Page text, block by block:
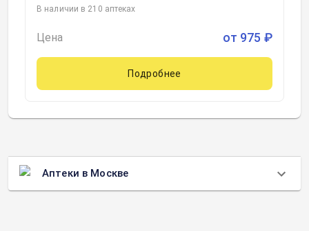
В наличии в 210 аптеках
Цена от 975 ₽
Подробнее
Аптеки в Москве